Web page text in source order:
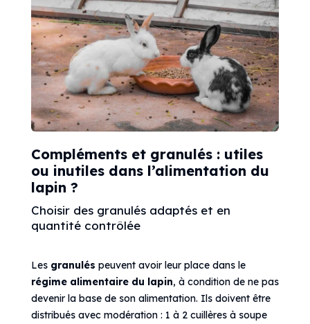
Compléments et granulés : utiles
ou inutiles dans l’alimentation du
lapin ?
Choisir des granulés adaptés et en
quantité contrôlée
Les granulés peuvent avoir leur place dans le
régime alimentaire du lapin, à condition de ne pas
devenir la base de son alimentation. Ils doivent être
distribués avec modération : 1 à 2 cuillères à soupe